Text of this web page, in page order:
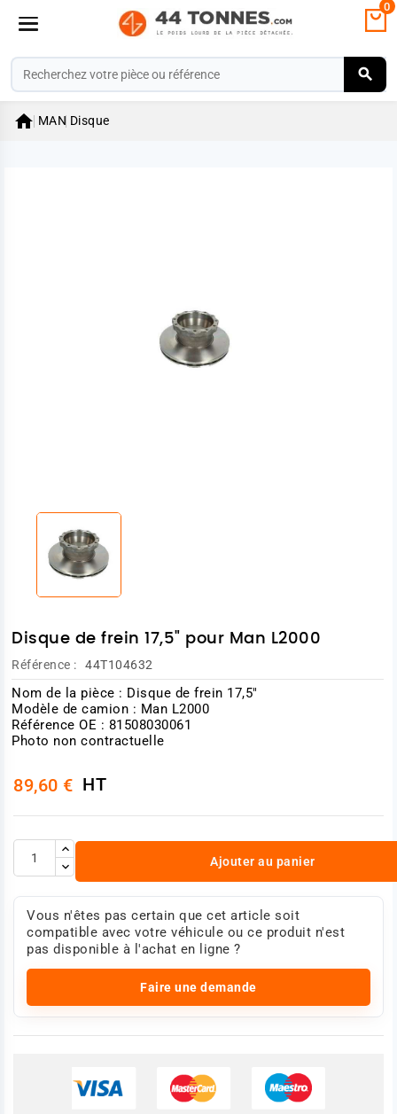
0
 MAN Disque
Disque de frein 17,5" pour Man L2000
Référence : 44T104632
Nom de la pièce : Disque de frein 17,5"
Modèle de camion : Man L2000
Référence OE : 81508030061
Photo non contractuelle
89,60 € HT
Ajouter au panier
Vous n'êtes pas certain que cet article soit
compatible avec votre véhicule ou ce produit n'est
pas disponible à l'achat en ligne ?
Faire une demande